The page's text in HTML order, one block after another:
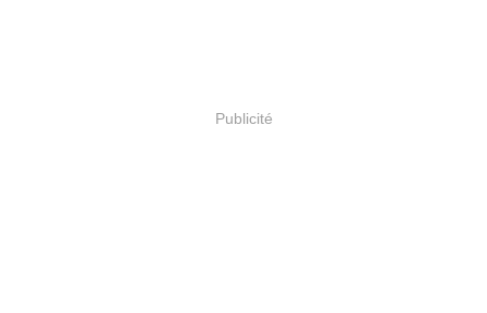
Publicité